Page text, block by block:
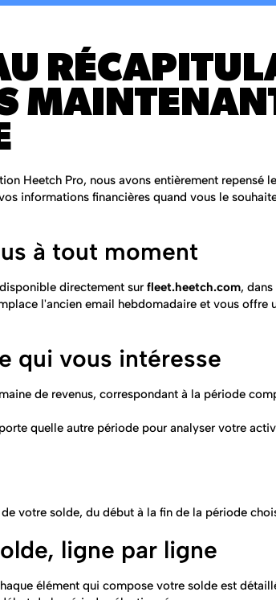
Heetch Pro, nous avons entièrement repensé
informations financières quand vous le
à tout moment
directement surfleet.heetch.com,
l'ancien email hebdomadaire et vous offre
qui vous intéresse
de revenus, correspondant à la période
quelle autre période pour analyser votre
votre solde, du début à la fin de la période
ligne par ligne
élément qui compose votre solde est